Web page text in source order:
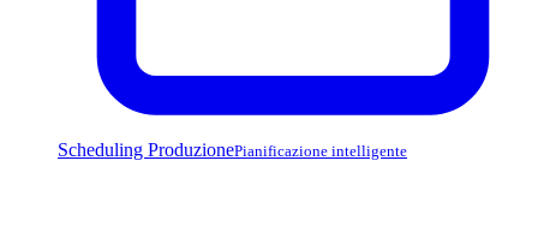
Scheduling ProduzionePianificazione intelligente